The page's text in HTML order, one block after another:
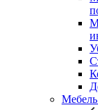
Мебель